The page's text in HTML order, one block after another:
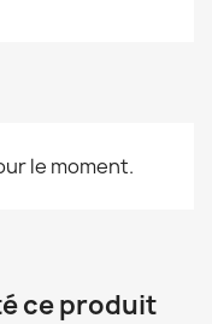
le moment.
ce produit